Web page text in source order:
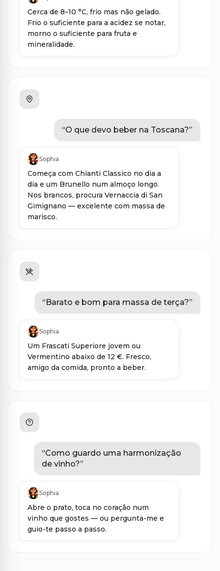
Cerca de 8–10 °C, frio mas não gelado.
Frio o suficiente para a acidez se notar,
morno o suficiente para fruta e
mineralidade.
“O que devo beber na Toscana?”
Sophia
Começa com Chianti Classico no dia a
dia e um Brunello num almoço longo.
Nos brancos, procura Vernaccia di San
Gimignano — excelente com massa de
marisco.
“Barato e bom para massa de terça?”
Sophia
Um Frascati Superiore jovem ou
Vermentino abaixo de 12 €. Fresco,
amigo da comida, pronto a beber.
“Como guardo uma harmonização
de vinho?”
Sophia
Abre o prato, toca no coração num
vinho que gostes — ou pergunta-me e
guio-te passo a passo.